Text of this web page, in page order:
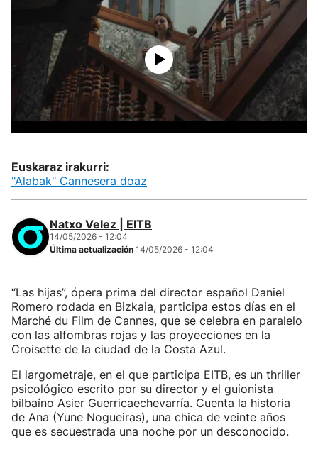
Euskaraz irakurri:
"Alabak" Cannesera doaz
Natxo Velez | EITB
14/05/2026 - 12:04
Última actualización 14/05/2026 - 12:04
“Las hijas”, ópera prima del director español Daniel
Romero rodada en Bizkaia, participa estos días en el
Marché du Film de Cannes, que se celebra en paralelo
con las alfombras rojas y las proyecciones en la
Croisette de la ciudad de la Costa Azul.
El largometraje, en el que participa EITB, es un thriller
psicológico escrito por su director y el guionista
bilbaíno Asier Guerricaechevarría. Cuenta la historia
de Ana (Yune Nogueiras), una chica de veinte años
que es secuestrada una noche por un desconocido.